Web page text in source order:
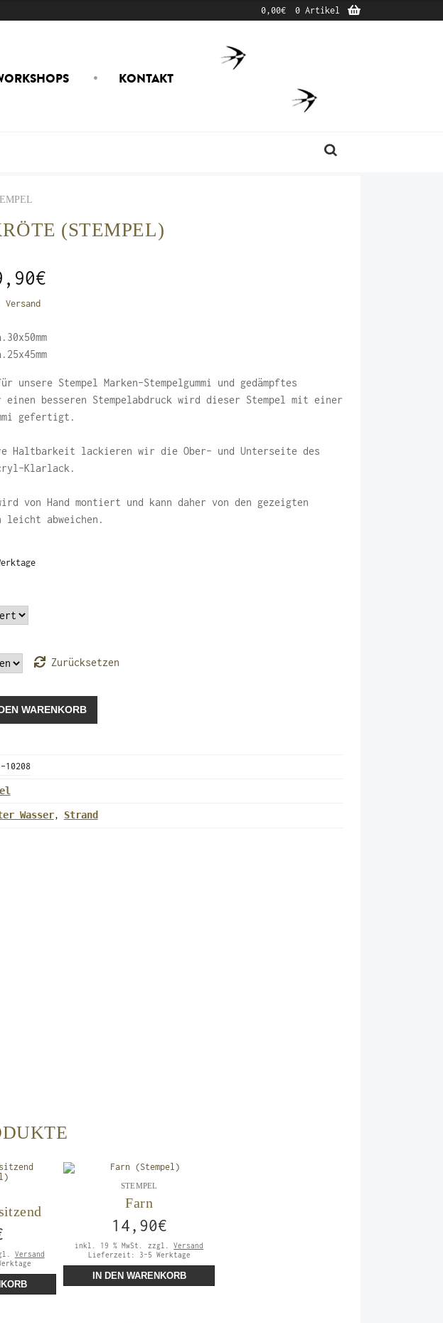
0,00€ 0 Artikel
KONTAKT
(STEMPEL)
€
Versand
unsere Stempel Marken-Stempelgummi und gedämpftes
einen besseren Stempelabdruck wird dieser Stempel mit einer
gefertigt.
Haltbarkeit lackieren wir die Ober- und Unterseite des
Klarlack.
von Hand montiert und kann daher von den gezeigten
abweichen.
Zurücksetzen
WARENKORB
10208
Wasser, Strand
Versand
STEMPEL
Farn
14,90€
inkl. 19 % MwSt. zzgl.Versand
Lieferzeit:
3-5 Werktage
IN DEN WARENKORB